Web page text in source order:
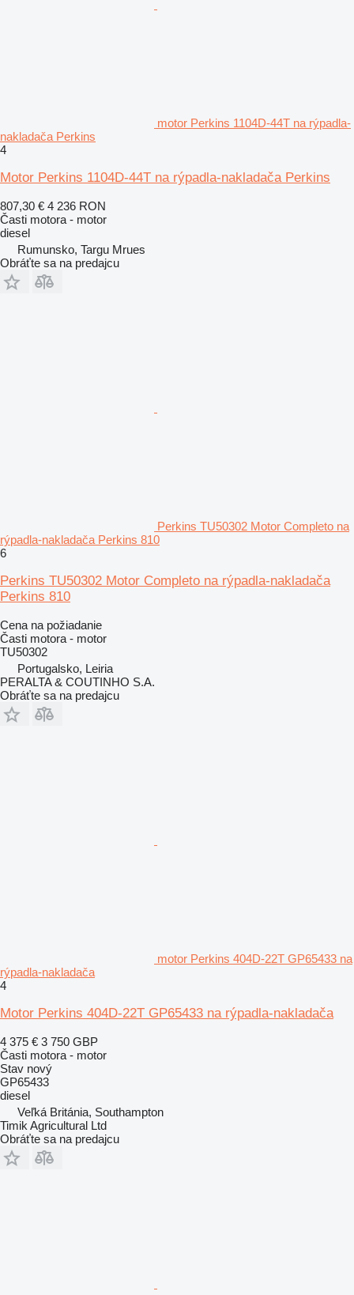
motor Perkins 1104D-44T na rýpadla-
nakladača Perkins
4
Motor Perkins 1104D-44T na rýpadla-nakladača Perkins
807,30 € 4 236 RON
Časti motora - motor
diesel
Rumunsko, Targu Mrues
Obráťte sa na predajcu
Perkins TU50302 Motor Completo na
rýpadla-nakladača Perkins 810
6
Perkins TU50302 Motor Completo na rýpadla-nakladača
Perkins 810
Cena na požiadanie
Časti motora - motor
TU50302
Portugalsko, Leiria
PERALTA & COUTINHO S.A.
Obráťte sa na predajcu
motor Perkins 404D-22T GP65433 na
rýpadla-nakladača
4
Motor Perkins 404D-22T GP65433 na rýpadla-nakladača
4 375 € 3 750 GBP
Časti motora - motor
Stav nový
GP65433
diesel
Veľká Británia, Southampton
Timik Agricultural Ltd
Obráťte sa na predajcu